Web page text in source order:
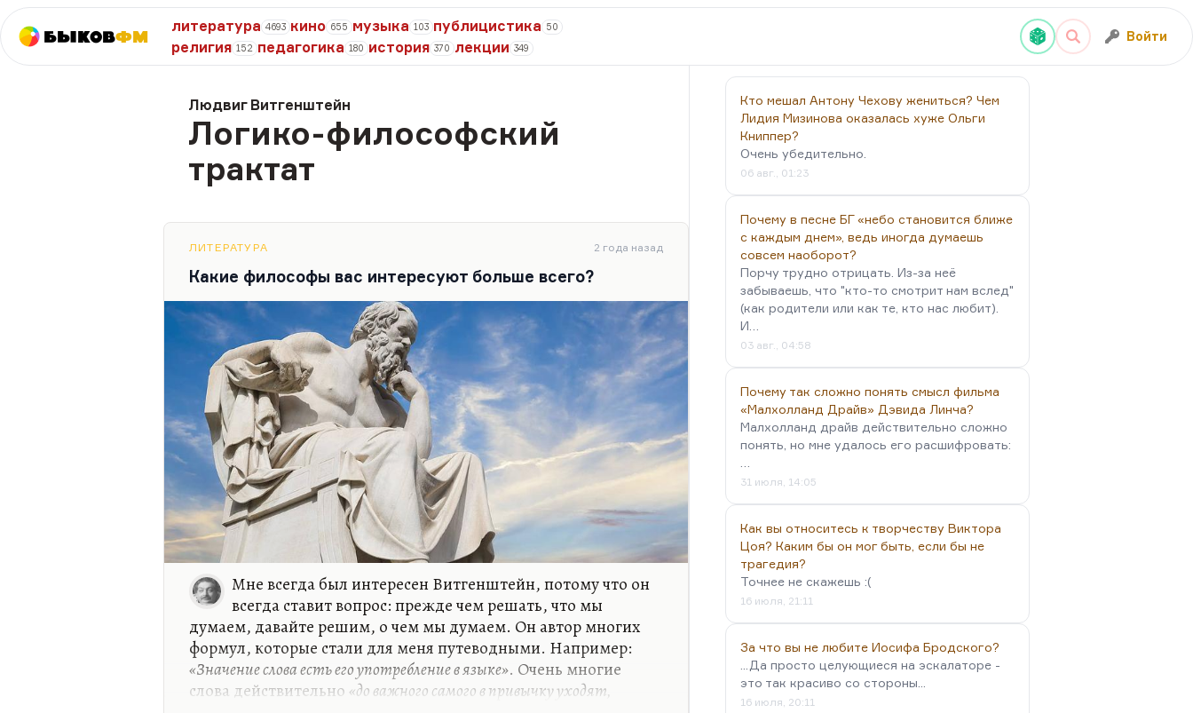
БыковФМ
литература 4693 кино 655 музыка 103 публицистика 50
религия 152 педагогика 180 история 370 лекции 349
Войти
Людвиг Витгенштейн
Логико-философский
трактат
ЛИТЕРАТУРА 2 года назад
Какие философы вас интересуют больше всего?
Мне всегда был интересен Витгенштейн, потому что он
всегда ставит вопрос: прежде чем решать, что мы
думаем, давайте решим, о чем мы думаем. Он автор многих
формул, которые стали для меня путеводными. Например:
«Значение слова есть его употребление в языке». Очень многие
слова действительно «до важного самого в привычку уходят,
Кто мешал Антону Чехову жениться? Чем
Лидия Мизинова оказалась хуже Ольги
Книппер?
Очень убедительно.
06 авг., 01:23
Почему в песне БГ «небо становится ближе
с каждым днем», ведь иногда думаешь
совсем наоборот?
Порчу трудно отрицать. Из-за неё
забываешь, что "кто-то смотрит нам вслед"
(как родители или как те, кто нас любит).
И…
03 авг., 04:58
Почему так сложно понять смысл фильма
«Малхолланд Драйв» Дэвида Линча?
Малхолланд драйв действительно сложно
понять, но мне удалось его расшифровать:
31 июля, 14:05
Как вы относитесь к творчеству Виктора
Цоя? Каким бы он мог быть, если бы не
трагедия?
Точнее не скажешь :(
16 июля, 21:11
За что вы не любите Иосифа Бродского?
...Да просто целующиеся на эскалаторе -
это так красиво со стороны...
16 июля, 20:11